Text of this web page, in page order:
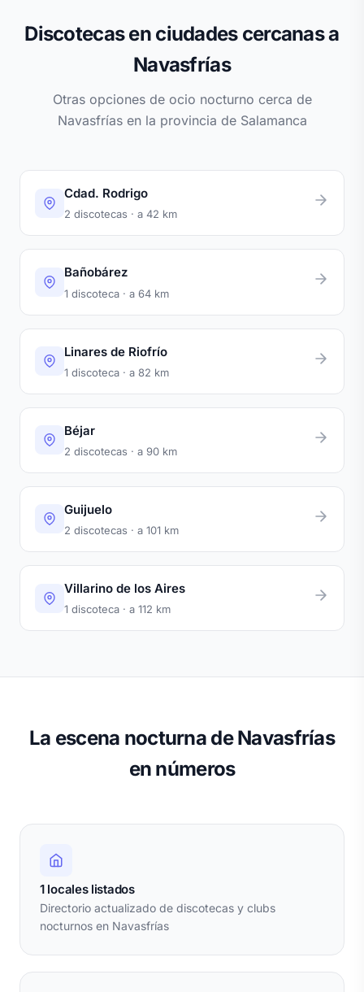
Discotecas en ciudades cercanas a
Navasfrías
Otras opciones de ocio nocturno cerca de
Navasfrías en la provincia de Salamanca
Cdad. Rodrigo
2 discotecas · a 42 km
Bañobárez
1 discoteca · a 64 km
Linares de Riofrío
1 discoteca · a 82 km
Béjar
2 discotecas · a 90 km
Guijuelo
2 discotecas · a 101 km
Villarino de los Aires
1 discoteca · a 112 km
La escena nocturna de Navasfrías
en números
1 locales listados
Directorio actualizado de discotecas y clubs
nocturnos en Navasfrías